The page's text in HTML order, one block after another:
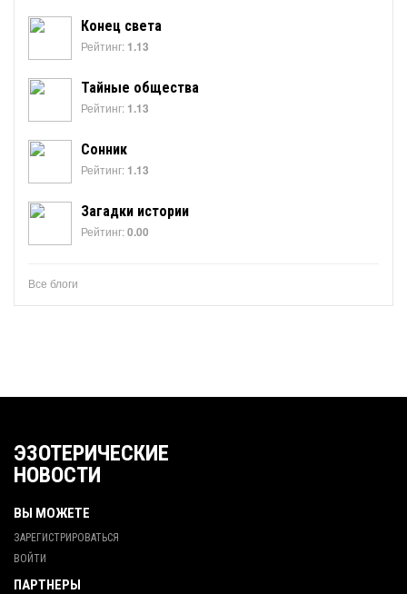
Конец света
Рейтинг: 1.13
Тайные общества
Рейтинг: 1.13
Сонник
Рейтинг: 1.13
Загадки истории
Рейтинг:0.00
Все блоги
ЭЗОТЕРИЧЕСКИЕ
НОВОСТИ
ВЫ МОЖЕТЕ
ЗАРЕГИСТРИРОВАТЬСЯ
ВОЙТИ
ПАРТНЕРЫ